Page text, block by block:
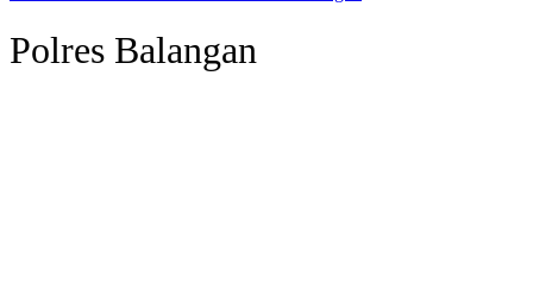
Polres Balangan